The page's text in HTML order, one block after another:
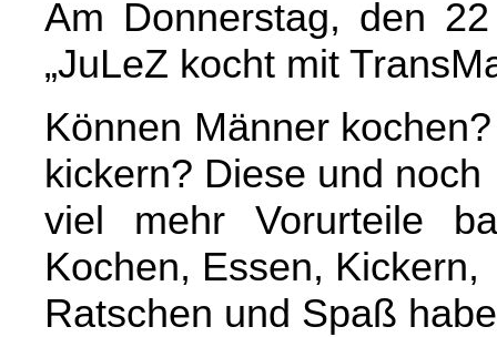
Am Donnerstag, den
„JuLeZ kocht mit
Können Männer
kickern? Diese und noch
viel mehr Vorurteile
Kochen, Essen, Kickern,
Ratschen und Spaß